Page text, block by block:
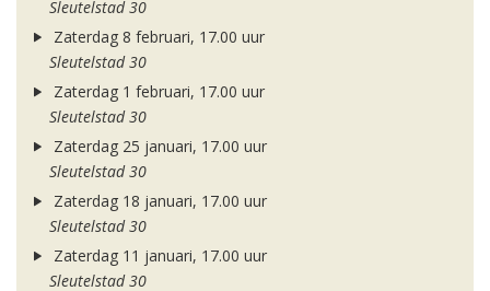
Sleutelstad 30
Zaterdag 8 februari, 17.00 uur
Sleutelstad 30
Zaterdag 1 februari, 17.00 uur
Sleutelstad 30
Zaterdag 25 januari, 17.00 uur
Sleutelstad 30
Zaterdag 18 januari, 17.00 uur
Sleutelstad 30
Zaterdag 11 januari, 17.00 uur
Sleutelstad 30